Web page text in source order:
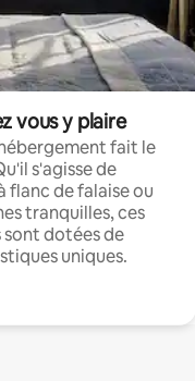
vous y plaire
fait le
s'agisse de
flanc de falaise ou
tranquilles, ces
dotées de
uniques.